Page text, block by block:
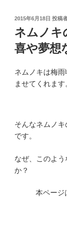
投
日:
2015年6月18日 投稿
ネムノキ
喜や夢想
ネムノキは梅
ませてくれます
そんなネムノキ
です。
なぜ、このよ
か？
本ページ